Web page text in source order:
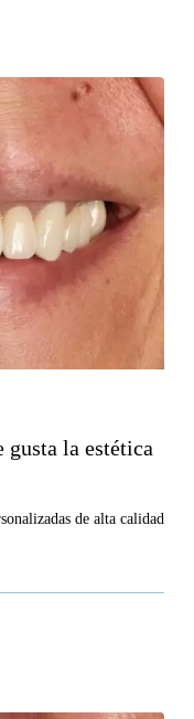
gusta la estética
de alta calidad